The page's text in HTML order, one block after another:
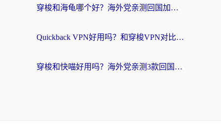
穿梭和海龟哪个好？海外党亲测回国加速器，附电脑免费VPN推荐
Quickback VPN好用吗？和穿梭VPN对比哪个回国效果更好？海外党必看的真实测评与选择指南
穿梭和快喵好用吗？海外党亲测3款回国加速器，附日本回国VPN避坑指南